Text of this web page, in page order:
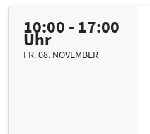
10:00 - 17:00
Uhr
FR. 08. NOVEMBER